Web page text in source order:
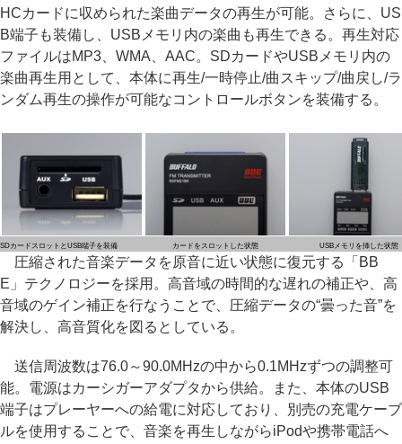
HCカードに収められた楽曲データの再生が可能。さらに、US
B端子も装備し、USBメモリ内の楽曲も再生できる。再生対応
ファイルはMP3、WMA、AAC。SDカードやUSBメモリ内の
楽曲再生用として、本体に再生/一時停止/曲スキップ/曲戻し/ラ
ンダム再生の操作が可能なコントロールボタンを装備する。
SDカードスロットとUSB端子を装備 カードをスロットした状態 USBメモリを挿した状態
圧縮された音楽データを原音に近い状態に復元する「BB
E」テクノロジーを採用。高音域の時間的な遅れの補正や、高
音域のゲイン補正を行なうことで、圧縮データの“曇った音”を
解決し、高音質化を図るとしている。
送信周波数は76.0～90.0MHzの中から0.1MHzずつの調整可
能。電源はカーシガーアダプタから供給。また、本体のUSB
端子はプレーヤーへの給電に対応しており、別売の充電ケーブ
ルを使用することで、音楽を再生しながらiPodや携帯電話へ